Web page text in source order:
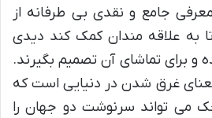
جامع و نقدی بی طرفانه از
به علاقه مندان کمک کند دیدی
و برای تماشای آن تصمیم بگیرند.
غرق شدن در دنیایی است که
می تواند سرنوشت دو جهان را